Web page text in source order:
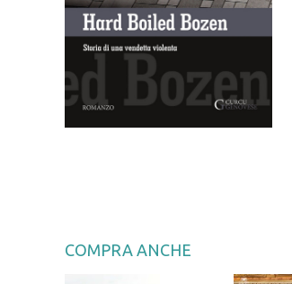
COMPRA ANCHE